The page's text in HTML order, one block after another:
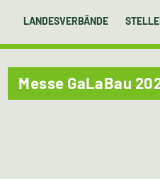
LANDESVERBÄNDE
Messe GaLaBau